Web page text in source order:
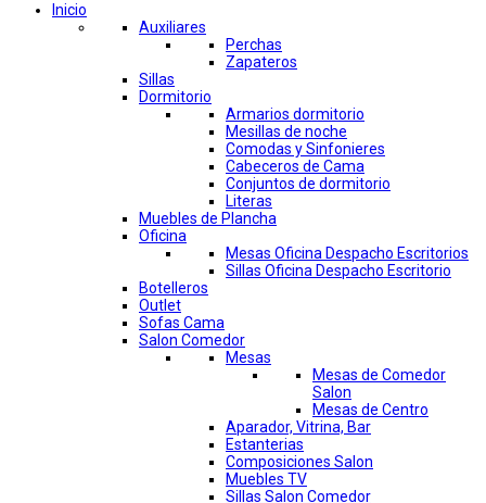
Inicio
Auxiliares
Perchas
Zapateros
Sillas
Dormitorio
Armarios dormitorio
Mesillas de noche
Comodas y Sinfonieres
Cabeceros de Cama
Conjuntos de dormitorio
Literas
Muebles de Plancha
Oficina
Mesas Oficina Despacho Escritorios
Sillas Oficina Despacho Escritorio
Botelleros
Outlet
Sofas Cama
Salon Comedor
Mesas
Mesas de Comedor
Salon
Mesas de Centro
Aparador, Vitrina, Bar
Estanterias
Composiciones Salon
Muebles TV
Sillas Salon Comedor